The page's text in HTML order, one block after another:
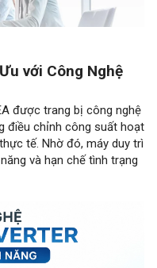
với Công Nghệ
được trang bị công nghệ
điều chỉnh công suất hoạt
tế. Nhờ đó, máy duy trì
và hạn chế tình trạng